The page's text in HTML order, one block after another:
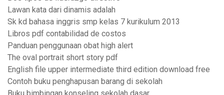
Lawan kata dari dinamis adalah
Sk kd bahasa inggris smp kelas 7 kurikulum 2013
Libros pdf contabilidad de costos
Panduan penggunaan obat high alert
The oval portrait short story pdf
English file upper intermediate third edition download free
Contoh buku penghapusan barang di sekolah